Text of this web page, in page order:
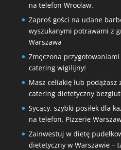
na telefon Wrocław.
Zaproś gości na udane
wyszukanymi potrawami z
Warszawa
Zmęczona
catering wigilijny!
Masz celiakię lub podążasz
catering dietetyczny
Sycący, szybki posiłek dla
na telefon. Pizzerie
Zainwestuj w dietę
dietetyczny w Warszawie –